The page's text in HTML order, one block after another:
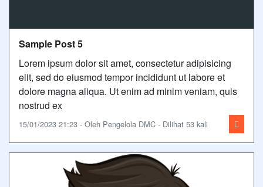
Sample Post 5
Lorem ipsum dolor sit amet, consectetur adipisicing
elit, sed do eiusmod tempor incididunt ut labore et
dolore magna aliqua. Ut enim ad minim veniam, quis
nostrud ex
15/01/2023 21:23 - Oleh Pengelola DMC - Dilihat 53 kali